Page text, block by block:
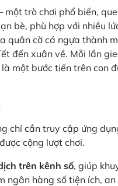
một trò chơi phổ biến,
bè, phù hợp với nhiều
quân cờ cá ngựa thành
đến xuân về. Mỗi lần
một bước tiến trên con
chỉ cần truy cập ứng
cộng lượt chơi.
trên kênh số, giúp
ngân hàng số tiện ích,